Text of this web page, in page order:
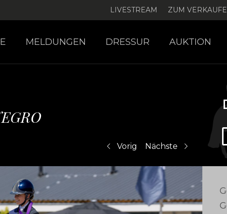
LIVESTREAM ZUM
MELDUNGEN DRESSUR AUKTION
Nächste
Vorig